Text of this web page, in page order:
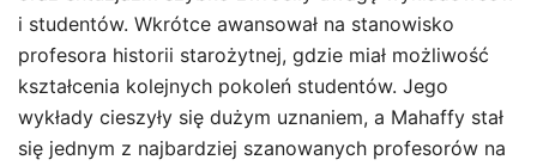
i studentów. Wkrótce awansował na stanowisko
profesora historii starożytnej, gdzie miał możliwość
kształcenia kolejnych pokoleń studentów. Jego
wykłady cieszyły się dużym uznaniem, a Mahaffy stał
się jednym z najbardziej szanowanych profesorów na